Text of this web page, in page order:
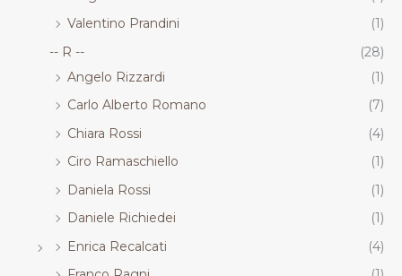
Valentino Prandini
(1)
-- R --
(28)
Angelo Rizzardi
(1)
Carlo Alberto Romano
(7)
Chiara Rossi
(4)
Ciro Ramaschiello
(1)
Daniela Rossi
(1)
Daniele Richiedei
(1)
Enrica Recalcati
(4)